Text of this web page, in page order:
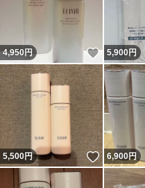
4,950円 いいね！
5,900円
5,500円 いいね！
6,900円